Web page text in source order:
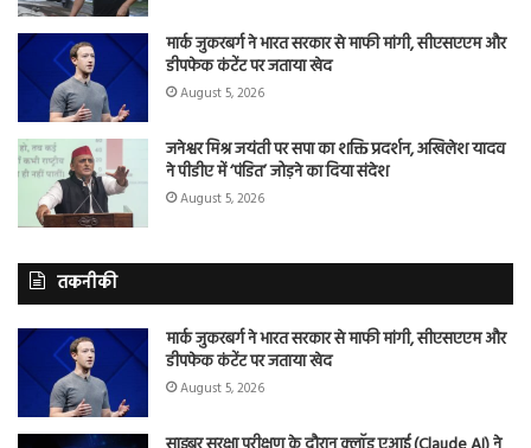
मार्क जुकरबर्ग ने भारत सरकार से माफी मांगी, सीएसएएम और
डीपफेक कंटेंट पर जताया खेद
August 5, 2026
जनेश्वर मिश्र जयंती पर सपा का शक्ति प्रदर्शन, अखिलेश यादव
ने पीडीए में ‘पंडित’ जोड़ने का दिया संदेश
August 5, 2026
तकनीकी
मार्क जुकरबर्ग ने भारत सरकार से माफी मांगी, सीएसएएम और
डीपफेक कंटेंट पर जताया खेद
August 5, 2026